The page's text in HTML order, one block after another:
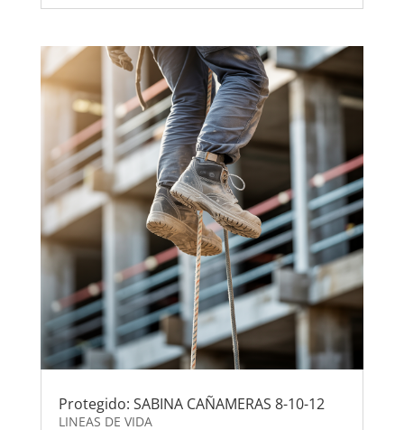
Protegido: SABINA CAÑAMERAS 8-10-12
LINEAS DE VIDA